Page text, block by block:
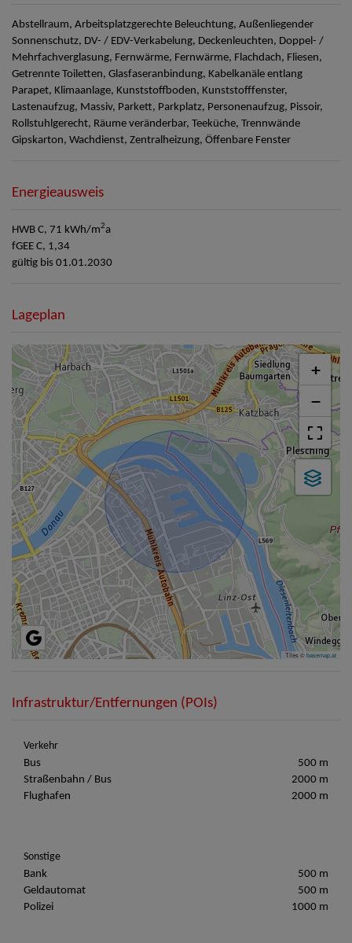
Abstellraum Arbeitsplatzgerechte Beleuchtung Außenliegender
Sonnenschutz DV- / EDV-Verkabelung Deckenleuchten Doppel- /
Mehrfachverglasung Fernwärme Fernwärme Flachdach Fliesen
Getrennte Toiletten Glasfaseranbindung Kabelkanäle entlang
Parapet Klimaanlage Kunststoffboden Kunststofffenster
Lastenaufzug Massiv Parkett Parkplatz Personenaufzug Pissoir
Rollstuhlgerecht Räume veränderbar Teeküche Trennwände
Gipskarton Wachdienst Zentralheizung Öffenbare Fenster
Energieausweis
HWB C, 71 kWh/m2a
fGEE C, 1,34
gültig bis 01.01.2030
Lageplan
+
−
Tiles ©basemap.at
Infrastruktur/Entfernungen (POIs)
Verkehr
Bus
500 m
Straßenbahn / Bus
2000 m
Flughafen
2000 m
Sonstige
Bank
500 m
Geldautomat
500 m
Polizei
1000 m